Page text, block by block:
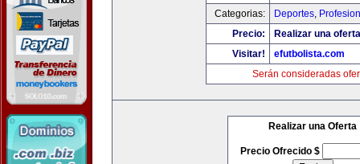
Categorias:
Deportes,
Precio:
Realizar una
Visitar!
efutbolista.com
Serán consideradas
Realizar una Oferta
Precio Ofrecido $